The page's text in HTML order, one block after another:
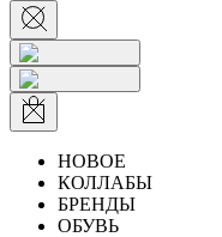
НОВОЕ
КОЛЛАБЫ
БРЕНДЫ
ОБУВЬ